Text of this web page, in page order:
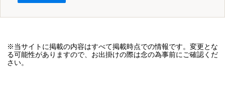
※当サイトに掲載の内容はすべて掲載時点での情報です。変更とな
る可能性がありますので、お出掛けの際は念の為事前にご確認くだ
さい。